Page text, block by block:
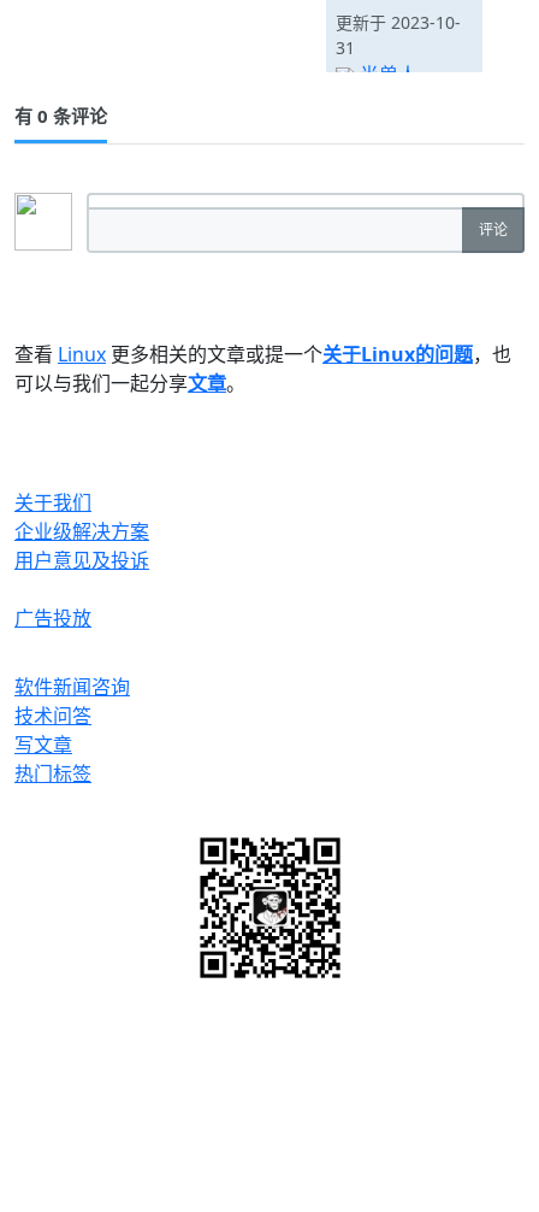
更新于 2023-10-
31
半兽人
有 0 条评论
评论
查看 Linux 更多相关的文章或提一个关于Linux的问题，也
可以与我们一起分享文章。
关于我们
企业级解决方案
用户意见及投诉
广告投放
软件新闻咨询
技术问答
写文章
热门标签